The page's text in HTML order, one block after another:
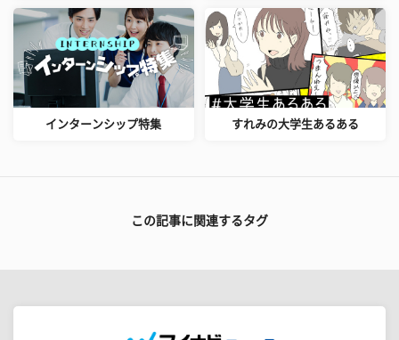
インターンシップ特集 すれみの大学生あるある
この記事に関連するタグ